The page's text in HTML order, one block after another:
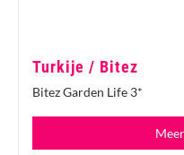
Turkije / Bitez
Bitez Garden Life 3*